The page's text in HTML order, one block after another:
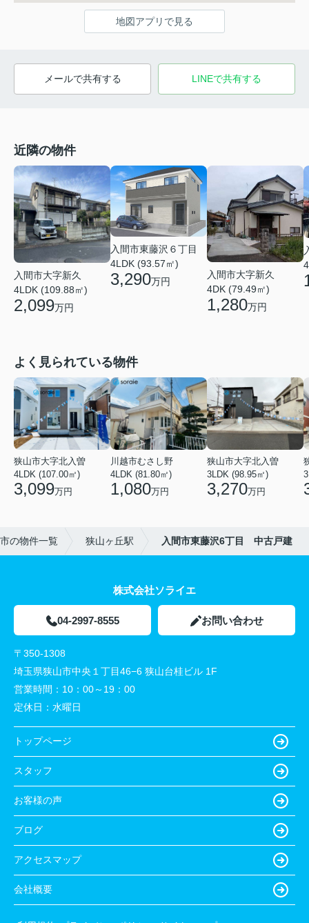
地図アプリで見る
メールで共有する LINEで共有する
近隣の物件
入間市大字新久
4LDK (109.88㎡)
2,099万円
入間市東藤沢６丁目
4LDK (93.57㎡)
3,290万円
入間市大字新久
4DK (79.49㎡)
1,280万円
よく見られている物件
狭山市大字北入曽
4LDK (107.00㎡)
3,099万円
川越市むさし野
4LDK (81.80㎡)
1,080万円
狭山市大字北入曽
3LDK (98.95㎡)
3,270万円
の物件一覧 狭山ヶ丘駅 入間市東藤沢6丁目 中古戸建
株式会社ソライエ
04-2997-8555 お問い合わせ
〒350-1308
埼玉県狭山市中央１丁目46−6 狭山台桂ビル 1F
営業時間： 10：00～19：00
定休日： 水曜日
トップページ
スタッフ
お客様の声
ブログ
アクセスマップ
会社概要